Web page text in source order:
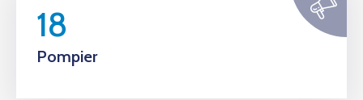
18
Pompier